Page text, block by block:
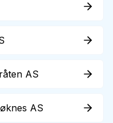
AS
AS